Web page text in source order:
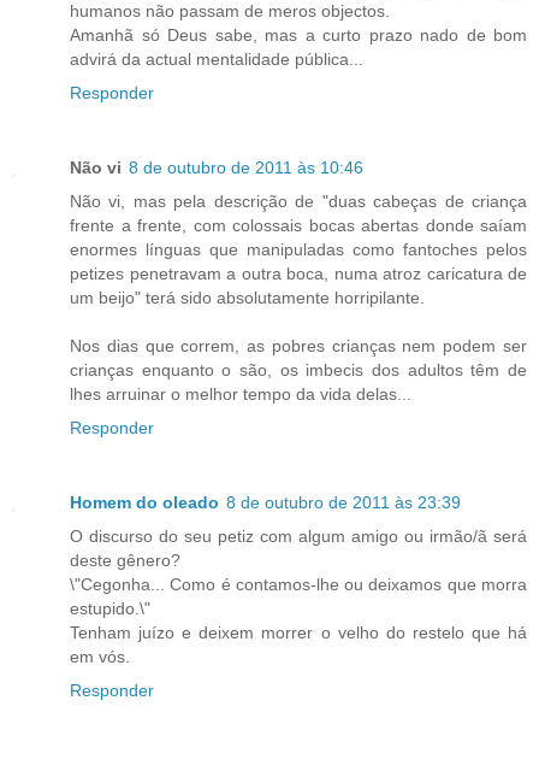
humanos não passam de meros objectos.
Amanhã só Deus sabe, mas a curto prazo nado de bom
advirá da actual mentalidade pública...
Responder
Não vi 8 de outubro de 2011 às 10:46
Não vi, mas pela descrição de "duas cabeças de criança
frente a frente, com colossais bocas abertas donde saíam
enormes línguas que manipuladas como fantoches pelos
petizes penetravam a outra boca, numa atroz caricatura de
um beijo" terá sido absolutamente horripilante.
Nos dias que correm, as pobres crianças nem podem ser
crianças enquanto o são, os imbecis dos adultos têm de
lhes arruinar o melhor tempo da vida delas...
Responder
Homem do oleado 8 de outubro de 2011 às 23:39
O discurso do seu petiz com algum amigo ou irmão/ã será
deste gênero?
\"Cegonha... Como é contamos-lhe ou deixamos que morra
estupido.\"
Tenham juízo e deixem morrer o velho do restelo que há
em vós.
Responder